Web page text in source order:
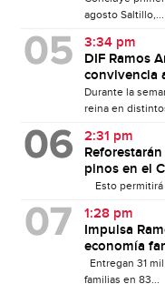
agosto Saltillo,...
3:34 pm
DIF Ramos
convivencia
Durante la
reina en
2:31 pm
pinos en el
Esto permitirá
1:28 pm
Impulsa
economía
Entregan 31
familias en 83...